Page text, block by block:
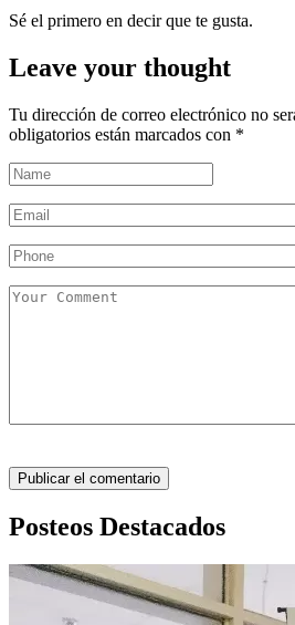
Sé el primero en decir que te gusta.
Leave your thought
Tu dirección de correo electrónico no
obligatorios están marcados con *
Posteos Destacados